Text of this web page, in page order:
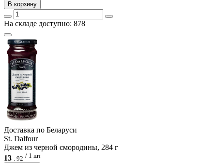
В корзину
На складе доступно: 878
Доcтавка по Беларуси
St. Dalfour
Джем из черной смородины, 284 г
13 . 92 / 1 шт